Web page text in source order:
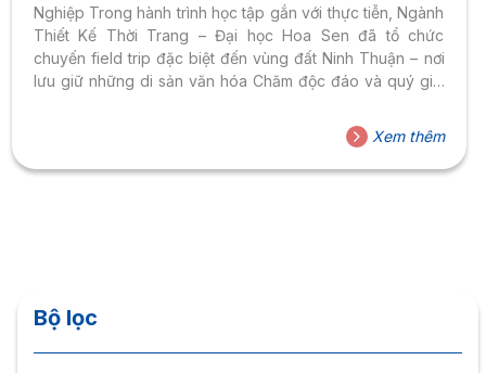
Nghiệp Trong hành trình học tập gắn với thực tiễn, Ngành
Thiết Kế Thời Trang – Đại học Hoa Sen đã tổ chức
chuyến field trip đặc biệt đến vùng đất Ninh Thuận – nơi
lưu giữ những di sản văn hóa Chăm độc đáo và quý giá.
hội để sinh viên bước ra khỏi giảng đường, chạm vào
những giá trị văn hóa đích thực mà sách vở khó có thể
truyền tải trọn vẹn. Tại...
Xem thêm
Bộ lọc